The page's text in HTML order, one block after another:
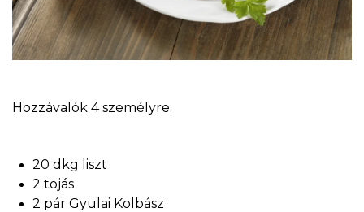
Hozzávalók 4 személyre:
20 dkg liszt
2 tojás
2 pár Gyulai Kolbász